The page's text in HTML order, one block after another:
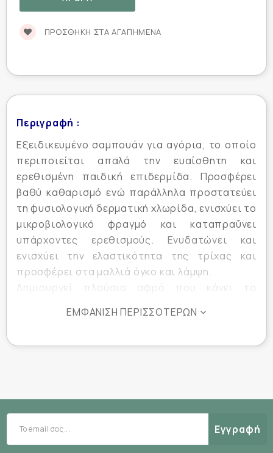
ΠΡΟΣΘΉΚΗ ΣΤΑ ΑΓΑΠΗΜΈΝΑ
Περιγραφή :
Εξειδικευμένο σαμπουάν για αγόρια, το οποίο
περιποιείται απαλά την ευαίσθητη και
ερεθισμένη παιδική επιδερμίδα. Προσφέρει
βαθύ καθαρισμό ενώ παράλληλα προστατεύει
τη φυσιολογική δερματική χλωρίδα, ενισχύει το
μικροβιολογικό φραγμό και καταπραΰνει
υπάρχοντες ερεθισμούς. Ενυδατώνει και
ενισχύει την ελαστικότητα της τρίχας και
προσφέρει στα μαλλιά όγκο και λάμψη.
Δημιουργεί πλούσιο αφρό που κάνει το
Έχει ουδέτερο pH και δεν ερεθίζει τα μάτια!
Τρόπος Χρήσης :
Καθημερινή χρήση.
ΕΜΦΆΝΙΣΗ ΠΕΡΙΣΣΌΤΕΡΩΝ
Εγγραφή